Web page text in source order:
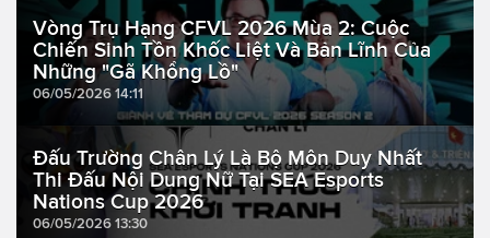
Vòng Trụ Hạng CFVL 2026 Mùa 2: Cuộc
Chiến Sinh Tồn Khốc Liệt Và Bản Lĩnh Của
Những "Gã Khổng Lồ"
06/05/2026 14:11
Đấu Trường Chân Lý Là Bộ Môn Duy Nhất
Thi Đấu Nội Dung Nữ Tại SEA Esports
Nations Cup 2026
06/05/2026 13:30